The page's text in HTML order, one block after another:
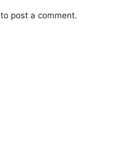
to post a comment.